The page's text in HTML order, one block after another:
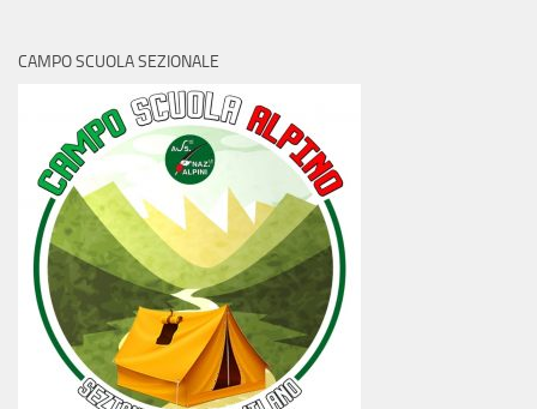
CAMPO SCUOLA SEZIONALE